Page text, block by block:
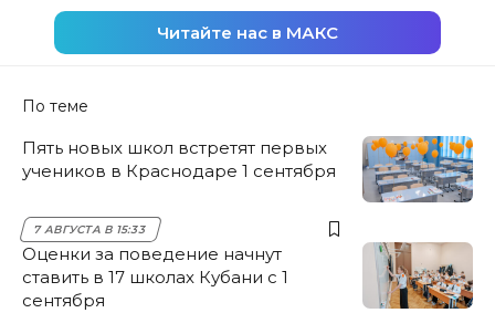
Читайте нас в МАКС
По теме
Пять новых школ встретят первых
учеников в Краснодаре 1 сентября
7 АВГУСТА В 15:33
Оценки за поведение начнут
ставить в 17 школах Кубани с 1
сентября